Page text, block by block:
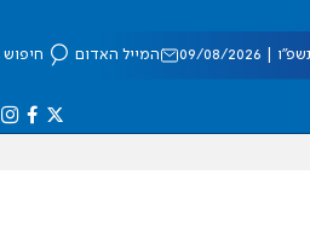
08/2026 המייל האדום חיפוש